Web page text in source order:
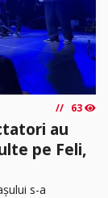
63
au
pe Feli,
s-a